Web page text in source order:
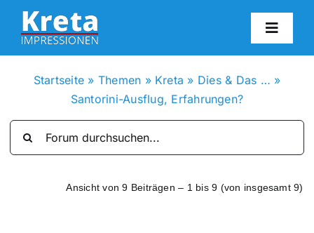
Zum
Inhalt
springen
Startseite » Themen » Kreta » Dies & Das … »
Santorini-Ausflug, Erfahrungen?
Ansicht von 9 Beiträgen – 1 bis 9 (von insgesamt 9)